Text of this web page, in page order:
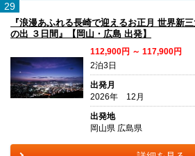
29
『浪漫あふれる長崎で迎えるお正月 世界新
の出 ３日間』【岡山・広島 出発】
112,900円 ～ 117,900円
2泊3日
出発月
2026年 12月
出発地
岡山県 広島県